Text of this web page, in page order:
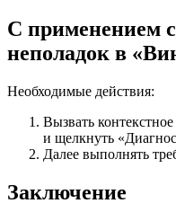
С применением
неполадок в
Необходимые действия:
Вызвать
и щелкнуть
Далее выполнять
Заключение